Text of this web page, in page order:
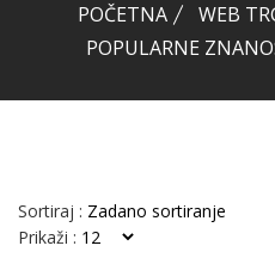
POČETNA WEB
POPULARNE
Sortiraj :
Prikaži :